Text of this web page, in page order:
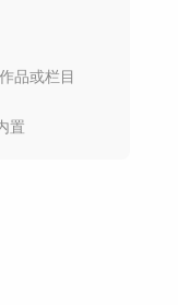
品或栏目
置